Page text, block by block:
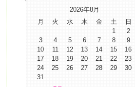
2026年8月
月
火 水 木 金 土 日
1
2
3
4 5 6 7 8
9
10
11 12 13 14 15
16
17
18 19 20 21 22
23
24
25 26 27 28 29
30
31